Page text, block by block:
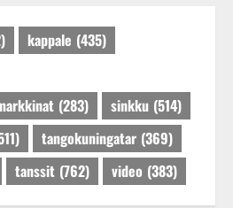
kappale (435)
(283) sinkku (514)
tangokuningatar (369)
tanssit (762) video (383)